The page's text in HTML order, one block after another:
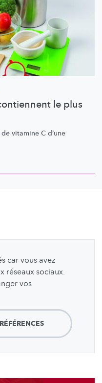
le plus
vitamine C d’une
car vous avez
réseaux sociaux.
vos